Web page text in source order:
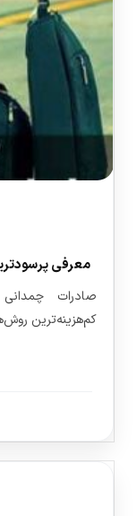
معرفی
صادرات
کم‌هزینه‌ترین